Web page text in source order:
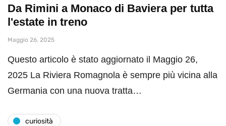
Da Rimini a Monaco di Baviera per tutta
l'estate in treno
Maggio 26, 2025
Questo articolo è stato aggiornato il Maggio 26,
2025 La Riviera Romagnola è sempre più vicina alla
Germania con una nuova tratta…
curiosità